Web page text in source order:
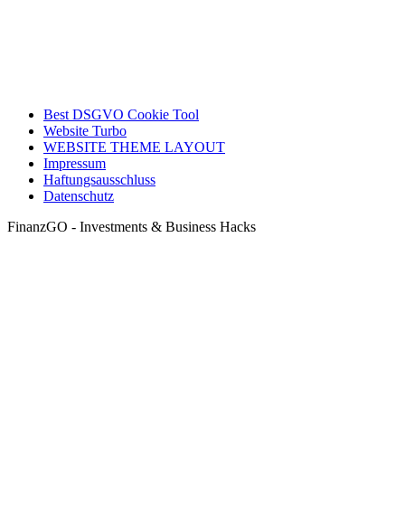
Best DSGVO Cookie Tool
Website Turbo
WEBSITE THEME LAYOUT
Impressum
Haftungsausschluss
Datenschutz
FinanzGO - Investments & Business Hacks